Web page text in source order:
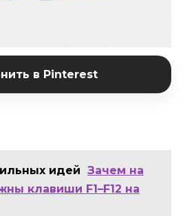
в Pinterest
идей Зачем на
клавиши F1–F12 на